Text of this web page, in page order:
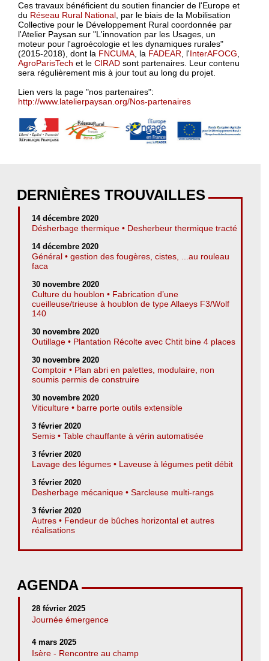
Ces travaux bénéficient du soutien financier de l'Europe et
du Réseau Rural National, par le biais de la Mobilisation
Collective pour le Développement Rural coordonnée par
l'Atelier Paysan sur "L'innovation par les Usages, un
moteur pour l'agroécologie et les dynamiques rurales"
(2015-2018), dont la FNCUMA, la FADEAR, l'InterAFOCG,
AgroParisTech et le CIRAD sont partenaires. Leur contenu
sera régulièrement mis à jour tout au long du projet.
Lien vers la page "nos partenaires":
http://www.latelierpaysan.org/Nos-partenaires
DERNIÈRES TROUVAILLES
14 décembre 2020
Désherbage thermique • Desherbeur thermique tracté
14 décembre 2020
Général • gestion des fougères, cistes, ...au rouleau
faca
30 novembre 2020
Culture du houblon • Fabrication d’une
cueilleuse/trieuse à houblon de type Allaeys F3/Wolf
140
30 novembre 2020
Outillage • Plantation Récolte avec Chtit bine 4 places
30 novembre 2020
Comptoir • Plan abri en palettes, modulaire, non
soumis permis de construire
30 novembre 2020
Viticulture • barre porte outils extensible
3 février 2020
Semis • Table chauffante à vérin automatisée
3 février 2020
Lavage des légumes • Laveuse à légumes petit débit
3 février 2020
Desherbage mécanique • Sarcleuse multi-rangs
3 février 2020
Autres • Fendeur de bûches horizontal et autres
réalisations
AGENDA
28 février 2025
Journée émergence
4 mars 2025
Isère - Rencontre au champ